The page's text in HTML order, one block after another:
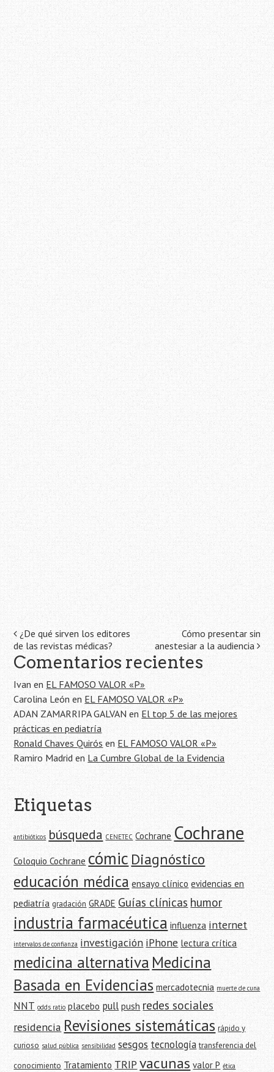
Navegación
de
la
entrada
¿De qué sirven los editores
de las revistas médicas?
Cómo presentar sin
anestesiar a la audiencia
Comentarios recientes
Ivan en EL FAMOSO VALOR «P»
Carolina Leónen EL FAMOSO VALOR «P»
ADAN ZAMARRIPA GALVAN en El top 5 de las mejores
prácticas en pediatría
Ronald Chaves Quirós en EL FAMOSO VALOR «P»
Ramiro Madrid en La Cumbre Global de la Evidencia
Etiquetas
antibióticos búsqueda CENETEC Cochrane Cochrane
Coloquio Cochrane cómic Diagnóstico
educación médica ensayo clínico evidencias en
pediatría gradación GRADE Guías clínicas humor
industria farmacéutica influenza internet
intervalos de confianza investigación iPhone lectura crítica
medicina alternativa Medicina
Basada en Evidencias mercadotecnia muerte de cuna
NNT odds ratio placebo pull push redes sociales
residencia Revisiones sistemáticas rápido y
curioso salud pública sensibilidad sesgos tecnología transferencia del
conocimiento Tratamiento TRIPvacunas valor P ética